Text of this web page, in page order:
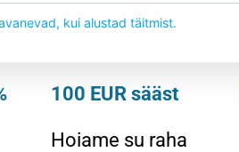
kui alustad täitmist.
100 EUR sääst
Hoiame su raha